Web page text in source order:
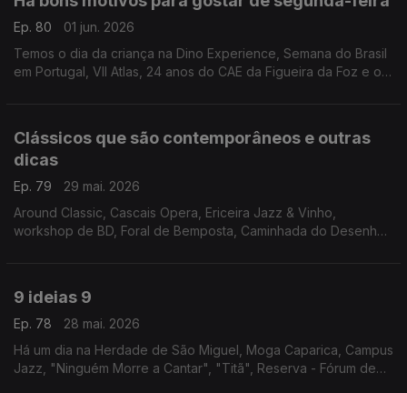
Ep. 80
01 jun. 2026
Temos o dia da criança na Dino Experience, Semana do Brasil
em Portugal, VII Atlas, 24 anos do CAE da Figueira da Foz e o
Clássicos que são contemporâneos e outras
dicas
Ep. 79
29 mai. 2026
Around Classic, Cascais Opera, Ericeira Jazz & Vinho,
workshop de BD, Foral de Bemposta, Caminhada do Desenho
9 ideias 9
Ep. 78
28 mai. 2026
Há um dia na Herdade de São Miguel, Moga Caparica, Campus
Jazz, "Ninguém Morre a Cantar", "Titã", Reserva - Fórum de